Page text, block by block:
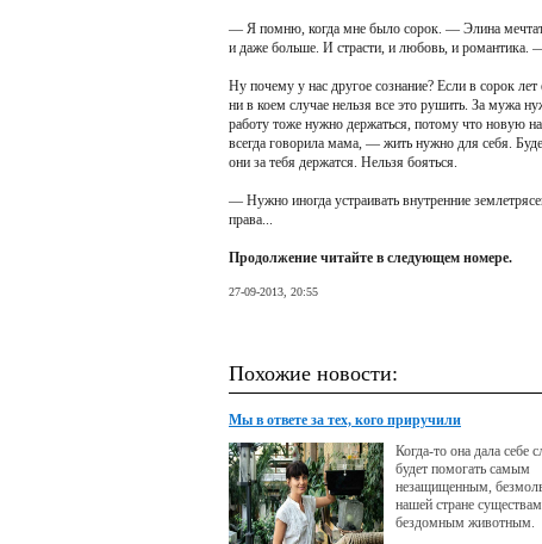
— Я помню, когда мне было сорок. — Элина
и даже больше. И страсти, и любовь, и
Ну почему у нас другое сознание? Если в сорок
ни в коем случае нельзя все это рушить. За мужа
работу тоже нужно держаться, потому что новую
всегда говорила мама, — жить нужно для себя.
они за тебя держатся. Нельзя бояться.
— Нужно иногда устраивать внутренние
права...
Продолжение читайте в следующем номере.
27-09-2013, 20:55
Похожие новости:
Мы в ответе за тех, кого приручили
Когда-то она дала себе
будет помогать самым
незащищенным,
нашей стране
бездомным животным.